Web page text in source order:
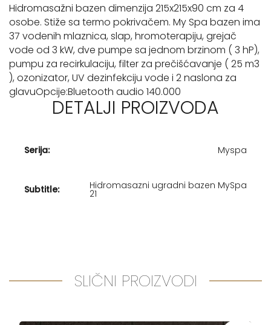
Hidromasažni bazen dimenzija 215x215x90 cm za 4
osobe. Stiže sa termo pokrivačem. My Spa bazen ima
37 vodenih mlaznica, slap, hromoterapiju, grejač
vode od 3 kW, dve pumpe sa jednom brzinom ( 3 hP),
pumpu za recirkulaciju, filter za prečišćavanje ( 25 m3
), ozonizator, UV dezinfekciju vode i 2 naslona za
glavuOpcije:Bluetooth audio 140.000
DETALJI PROIZVODA
Serija: Myspa
Subtitle: Hidromasazni ugradni bazen MySpa
21
SLIČNI PROIZVODI